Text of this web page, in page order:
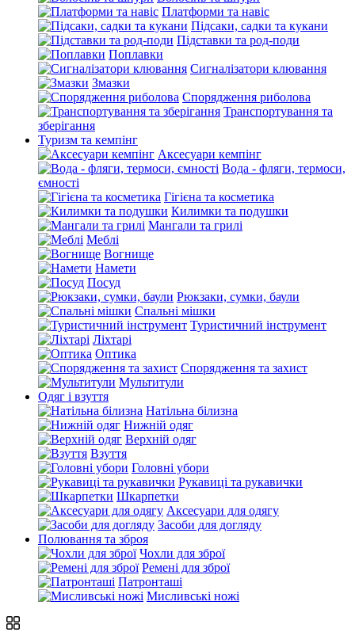
Платформи та навіс
Підсаки, садки та кукани
Підставки та род-поди
Поплавки
Сигналізатори клювання
Змазки
Спорядження риболова
Транспортування та
зберігання
Туризм та кемпінг
Аксесуари кемпінг
Вода - фляги, термоси,
ємності
Гігієна та косметика
Килимки та подушки
Мангали та грилі
Меблі
Вогнище
Намети
Посуд
Рюкзаки, сумки, баули
Спальні мішки
Туристичний інструмент
Ліхтарі
Оптика
Спорядження та захист
Мультитули
Одяг і взуття
Натільна білизна
Нижній одяг
Верхній одяг
Взуття
Головні убори
Рукавиці та рукавички
Шкарпетки
Аксесуари для одягу
Засоби для догляду
Полювання та зброя
Чохли для зброї
Ремені для зброї
Патронташі
Мисливські ножі